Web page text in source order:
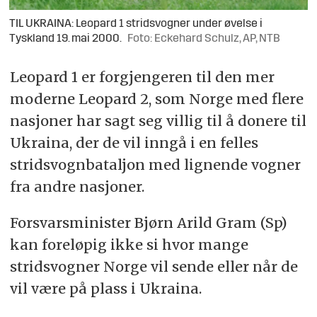
TIL UKRAINA: Leopard 1 stridsvogner under øvelse i
Tyskland 19. mai 2000.
Foto: Eckehard Schulz, AP, NTB
Leopard 1 er forgjengeren til den mer
moderne Leopard 2, som Norge med flere
nasjoner har sagt seg villig til å donere til
Ukraina, der de vil inngå i en felles
stridsvognbataljon med lignende vogner
fra andre nasjoner.
Forsvarsminister Bjørn Arild Gram (Sp)
kan foreløpig ikke si hvor mange
stridsvogner Norge vil sende eller når de
vil være på plass i Ukraina.